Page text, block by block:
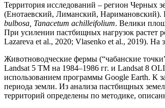
Территория исследований – регион Черных
(Енотаевский, Лиманский,
bulbosa, Tanacetum achilleifolium. Велики
При усилении пастбищных нагрузок растет
Lazareva et al., 2020; Vlasenko et al., 2019). На
Животноводческие фермы (“чабанские
Landsat 5 TM на 1984–1986 гг. и Landsat 8
использованием программы Google Earth. К
периода земли. Из анализа пастбищных
территорий определены по методике,